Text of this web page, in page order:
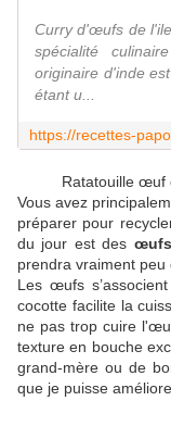
Curry d'œufs de
spécialité
originaire d'inde
étant u...
Ratatouille œuf
Vous avez
préparer pour
du jour est des
prendra vraiment peu
Les œufs
cocotte facilite la
ne pas trop cuire
texture en bouche
grand-mère ou de
que je puisse